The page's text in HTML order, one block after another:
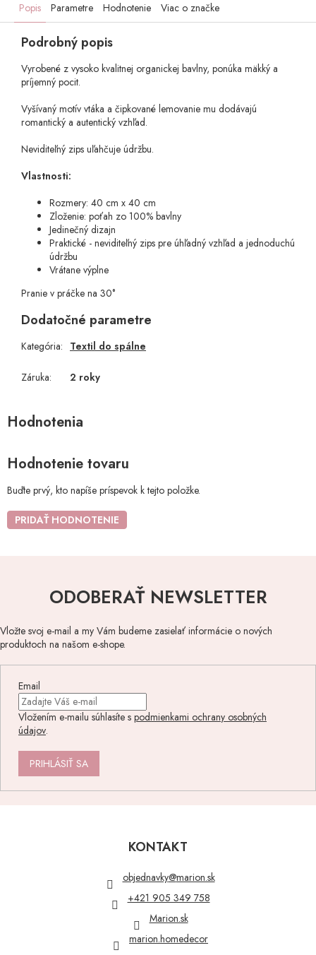
Popis Parametre Hodnotenie Viac o značke
Podrobný popis
Vyrobené z vysoko kvalitnej organickej bavlny, ponúka mäkký a
príjemný pocit.
Vyšívaný motív vtáka a čipkované lemovanie mu dodávajú
romantický a autentický vzhľad.
Neviditeľný zips uľahčuje údržbu.
Vlastnosti:
Rozmery: 40 cm x 40 cm
Zloženie: poťah zo 100% bavlny
Jedinečný dizajn
Praktické - neviditeľný zips pre úhľadný vzhľad a jednoduchú
údržbu
Vrátane výplne
Pranie v práčke na 30°
Dodatočné parametre
Kategória: Textil do spálne
Záruka: 2 roky
Hodnotenie tovaru
Buďte prvý, kto napíše príspevok k tejto položke.
PRIDAŤ HODNOTENIE
ODOBERAŤ NEWSLETTER
Vložte svoj e-mail a my Vám budeme zasielať informácie o nových
produktoch na našom e-shope.
Email
Vložením e-mailu súhlasíte s podmienkami ochrany osobných
údajov.
PRIHLÁSIŤ SA
KONTAKT
objednavky@marion.sk
+421 905 349 758
Marion.sk
marion.homedecor